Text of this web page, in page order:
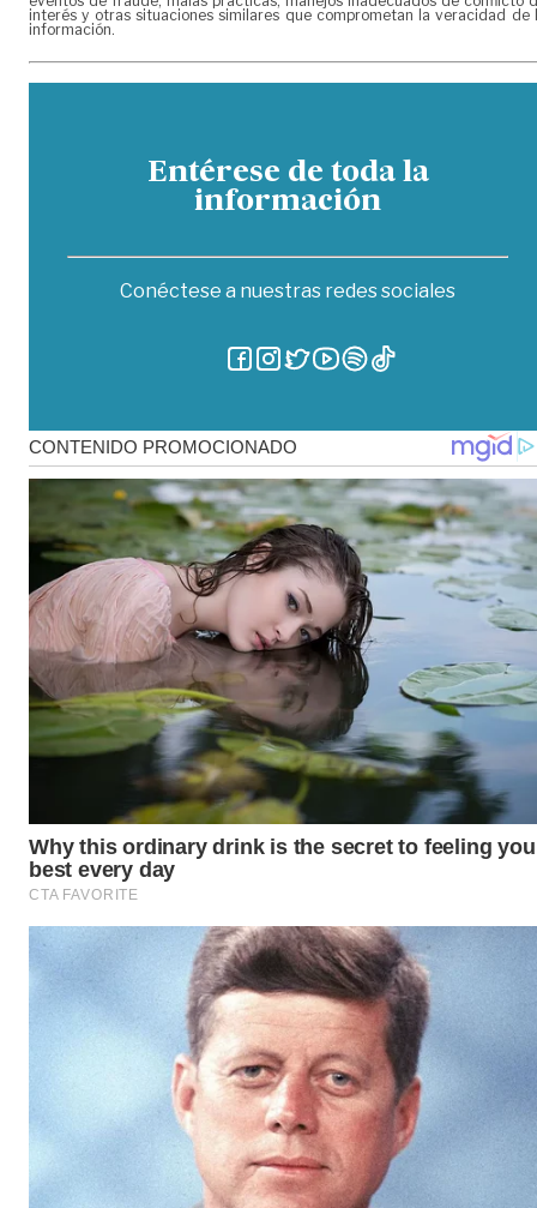
interés y otras situaciones similares que comprometan la veracidad de
información.
Entérese de toda la
información
Conéctese a nuestras redes sociales